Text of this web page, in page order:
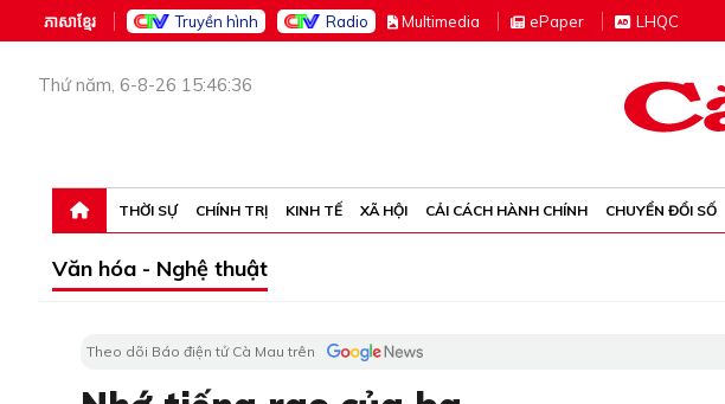
ភាសាខ្មែរ Truyền hình Radio Multimedia ePaper LHQC
Thứ năm, 6-8-26 15:46:36
THỜI SỰ CHÍNH TRỊ KINH TẾ XÃ HỘI CẢI CÁCH HÀNH CHÍNH CHUYỂN ĐỔI SỐ
Văn hóa - Nghệ thuật
Theo dõi Báo điện tử Cà Mau trên